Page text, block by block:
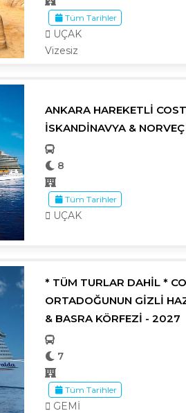
Tüm Tarihler
UÇAK
Vizesiz
ANKARA HAREKETLİ
İSKANDİNAVYA &
8
Tüm Tarihler
UÇAK
* TÜM TURLAR DAHİL *
ORTADOĞUNUN GİZLİ
& BASRA KÖRFEZİ - 2027
7
Tüm Tarihler
GEMİ